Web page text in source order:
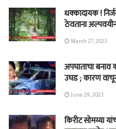
धक्कादायक !
ठेवताना
March 27, 2023
अपघाताचा
उघड ; कारण
June 29, 2023
किरीट सोमय्या